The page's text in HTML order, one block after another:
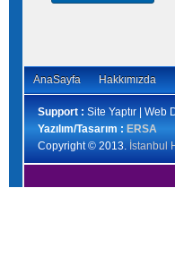
AnaSayfa Hakkımızda
Support : Site Yaptır | Web
Yazılım/Tasarım : ERSA
Copyright © 2013. İstanbul